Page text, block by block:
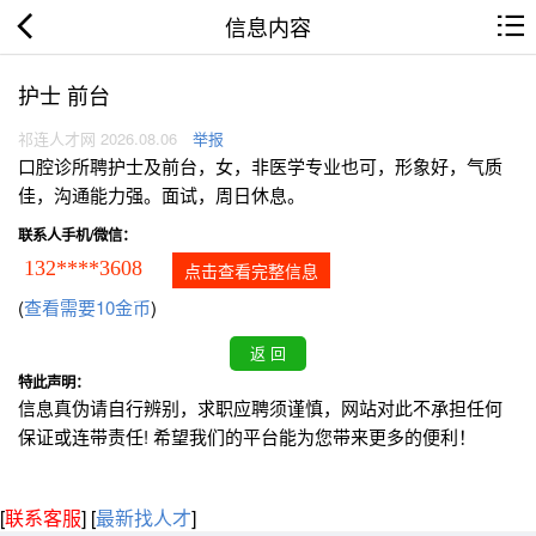
信息内容
护士 前台
祁连人才网 2026.08.06 举报
口腔诊所聘护士及前台，女，非医学专业也可，形象好，气质
佳，沟通能力强。面试，周日休息。
联系人手机/微信：
132****3608 点击查看完整信息
(查看需要10金币)
特此声明：
信息真伪请自行辨别，求职应聘须谨慎，网站对此不承担任何
保证或连带责任! 希望我们的平台能为您带来更多的便利！
[联系客服] [最新找人才]